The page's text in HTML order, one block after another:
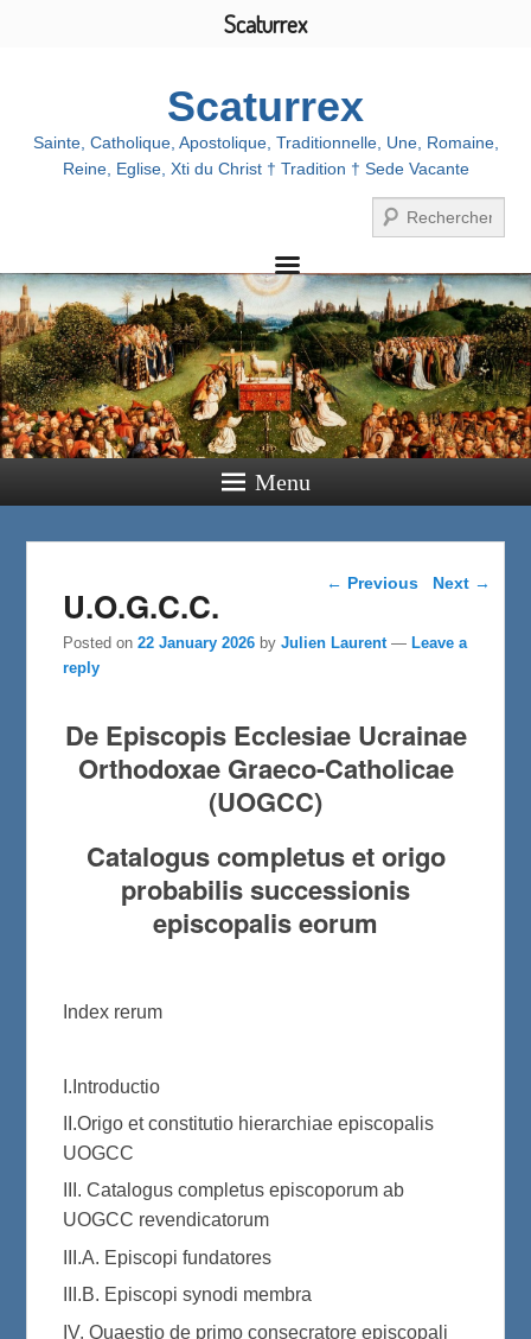
Scaturrex
Sainte, Catholique, Apostolique, Traditionnelle, Une, Romaine,
Reine, Eglise, Xti du Christ † Tradition † Sede Vacante
Menu
Post navigation
← Previous Next →
U.O.G.C.C.
Posted on22 January 2026 byJulien Laurent — Leave a
reply
De Episcopis Ecclesiae Ucrainae
Orthodoxae Graeco-Catholicae
(UOGCC)
Catalogus completus et origo
probabilis successionis
episcopalis eorum
Index rerum
I.Introductio
II.Origo et constitutio hierarchiae episcopalis
UOGCC
III. Catalogus completus episcoporum ab
UOGCC revendicatorum
III.A. Episcopi fundatores
III.B. Episcopi synodi membra
IV. Quaestio de primo consecratore episcopali
Scaturrex